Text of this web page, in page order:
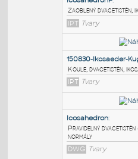
IcosahedronF:
Zaoblený
IPT Tvary